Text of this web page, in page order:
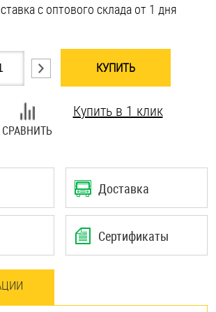
с оптового склада от 1 дня
КУПИТЬ
СРАВНИТЬ
Купить в 1 клик
Доставка
Сертификаты